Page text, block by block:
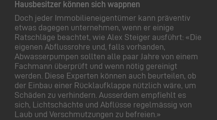
Hausbesitzer können sich wappnen
Doch jeder Immobilieneigentümer kann präventiv
etwas dagegen unternehmen, wenn er einige
Ratschläge beachtet, wie Alex Steiger ausführt: «Die
eigenen Abflussrohre und, falls vorhanden,
Abwasserpumpen sollten alle paar Jahre von einem
Fachmann überprüft und wenn nötig gereinigt
werden. Diese Experten können auch beurteilen, ob
der Einbau einer Rücklaufklappe nützlich wäre, um
Schäden zu verhindern. Ausserdem empfiehlt es
sich, Lichtschächte und Abflüsse regelmässig von
Laub und Verschmutzungen zu befreien.»